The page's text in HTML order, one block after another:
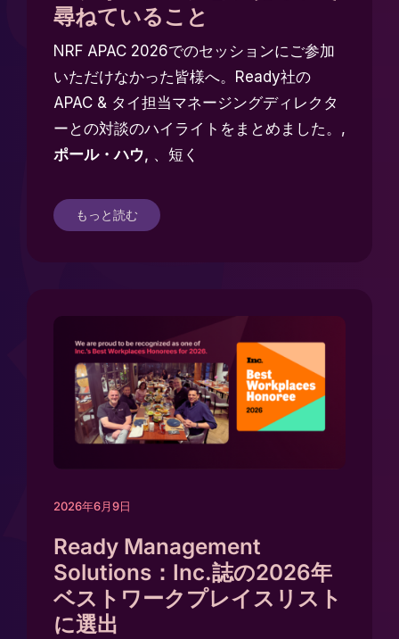
に
次
尋ねていること
NRF APAC 2026でのセッションにご参加
いただけなかった皆様へ。Ready社の
APAC & タイ担当マネージングディレクタ
ーとの対談のハイライトをまとめました。,
ポール・ハウ, 、短く
もっと読む
2026年6月9日
Ready Management
Solutions：Inc.誌の2026年
ベストワークプレイスリスト
に選出